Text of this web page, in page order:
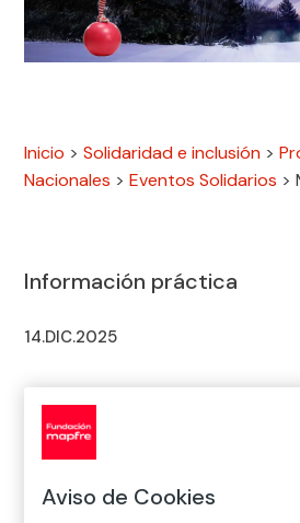
Inicio >Solidaridad e inclusión >
Nacionales >Eventos Solidarios >
Información práctica
14.DIC.2025
Dónde
Calle Velázquez, 8, 28001 Madrid
Aviso de Cookies